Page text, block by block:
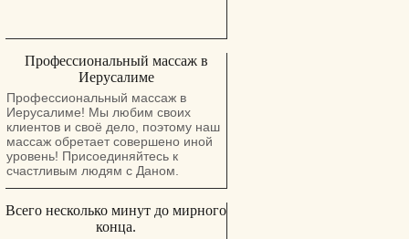
Профессиональный массаж в
Иерусалиме
Профессиональный массаж в
Иерусалиме! Мы любим своих
клиентов и своё дело, поэтому наш
массаж обретает совершено иной
уровень! Присоединяйтесь к
счастливым людям с Даном.
Всего несколько минут до мирного
конца.